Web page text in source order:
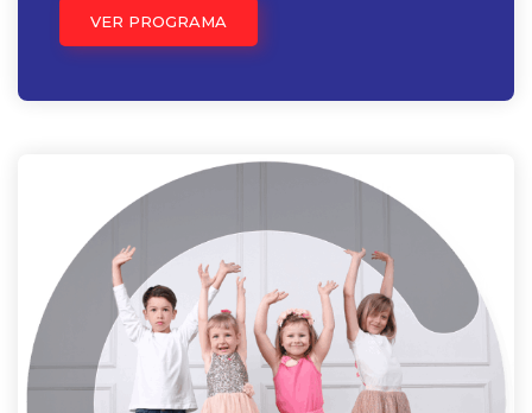
VER PROGRAMA